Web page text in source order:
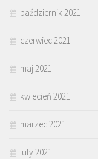
październik 2021
czerwiec 2021
maj 2021
kwiecień 2021
marzec 2021
luty 2021